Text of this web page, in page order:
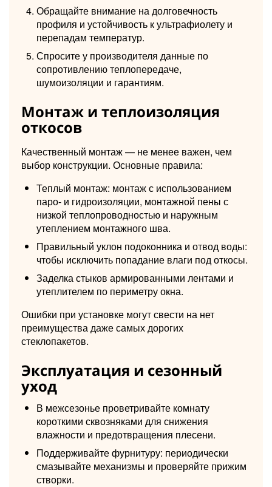
Обращайте внимание на долговечность
профиля и устойчивость к ультрафиолету и
перепадам температур.
Спросите у производителя данные по
сопротивлению теплопередаче,
шумоизоляции и гарантиям.
Монтаж и теплоизоляция
откосов
Качественный монтаж — не менее важен, чем
выбор конструкции. Основные правила:
Теплый монтаж: монтаж с использованием
паро- и гидроизоляции, монтажной пены с
низкой теплопроводностью и наружным
утеплением монтажного шва.
Правильный уклон подоконника и отвод воды:
чтобы исключить попадание влаги под откосы.
Заделка стыков армированными лентами и
утеплителем по периметру окна.
Ошибки при установке могут свести на нет
преимущества даже самых дорогих
стеклопакетов.
Эксплуатация и сезонный
уход
В межсезонье проветривайте комнату
короткими сквозняками для снижения
влажности и предотвращения плесени.
Поддерживайте фурнитуру: периодически
смазывайте механизмы и проверяйте прижим
створки.